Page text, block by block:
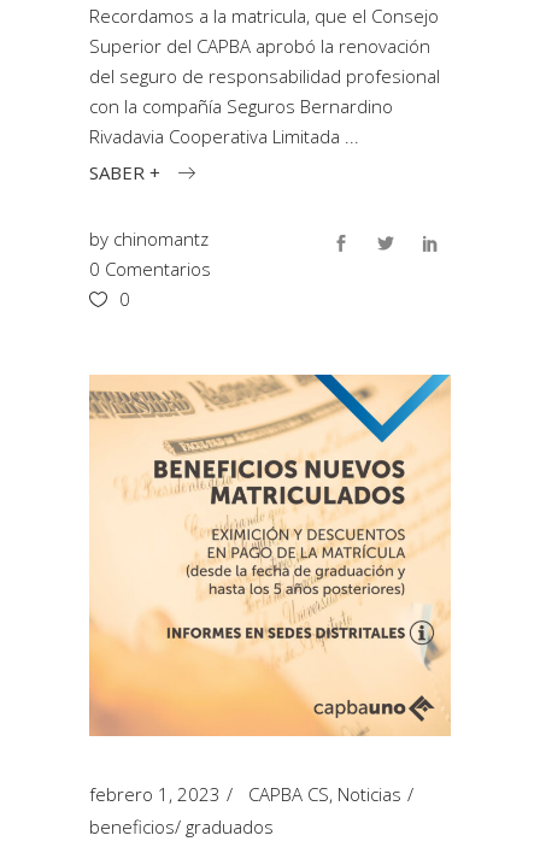
Recordamos a la matricula, que el Consejo
Superior del CAPBA aprobó la renovación
del seguro de responsabilidad profesional
con la compañía Seguros Bernardino
Rivadavia Cooperativa Limitada
SABER +
by chinomantz
0 Comentarios
0
febrero 1, 2023 CAPBA CS, Noticias
beneficios/ graduados